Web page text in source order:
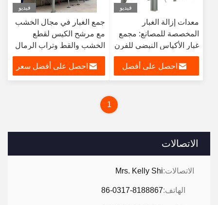
الاتصالات
الاتصالات:Mrs. Kelly Shi
الهاتف:86-0317-8188867
فيديو
معدات إزالة الغبار
المخصصة للمصانع: مجمع
غبار الأكياس النبضي للفرن
الكهربائي الكبير
احصل على أفضل
فيديو
جمع الغبار في مجال الخشب
مع مرشح الكيس لقطع
الخشب والقط وتراب الرمال
احصل على أفضل سعر
1